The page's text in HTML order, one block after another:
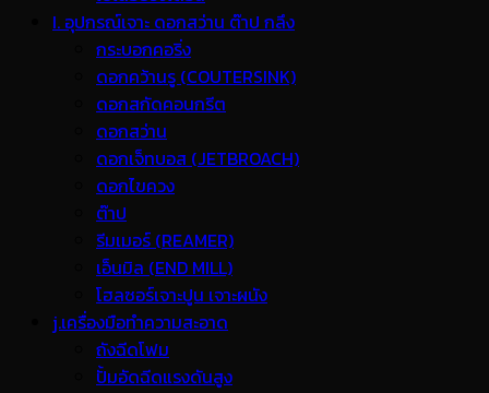
I. อุปกรณ์เจาะ ดอกสว่าน ต๊าป กลึง
กระบอกคอริ่ง
ดอกคว้านรู (COUTERSINK)
ดอกสกัดคอนกรีต
ดอกสว่าน
ดอกเจ็ทบอส (JETBROACH)
ดอกไขควง
ต๊าป
รีมเมอร์ (REAMER)
เอ็นมิล (END MILL)
โฮลซอร์เจาะปูน เจาะผนัง
j.เครื่องมือทำความสะอาด
ถังฉีดโฟม
ปั้มอัดฉีดแรงดันสูง